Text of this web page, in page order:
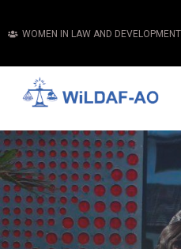
WOMEN IN LAW AND